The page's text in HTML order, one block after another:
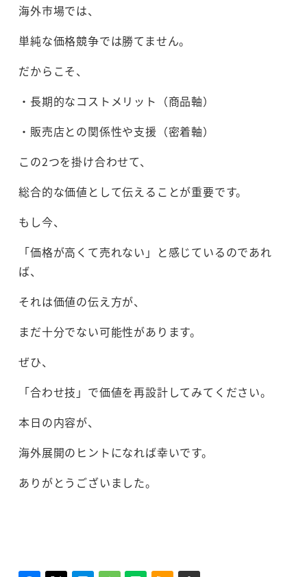
海外市場では、
単純な価格競争では勝てません。
だからこそ、
・長期的なコストメリット（商品軸）
・販売店との関係性や支援（密着軸）
この2つを掛け合わせて、
総合的な価値として伝えることが重要です。
もし今、
「価格が高くて売れない」と感じているのであれ
ば、
それは価値の伝え方が、
まだ十分でない可能性があります。
ぜひ、
「合わせ技」で価値を再設計してみてください。
本日の内容が、
海外展開のヒントになれば幸いです。
ありがとうございました。